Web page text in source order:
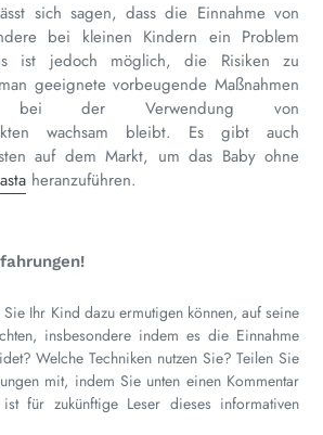
sich sagen, dass die Einnahme von
bei kleinen Kindern ein Problem
ist jedoch möglich, die Risiken zu
geeignete vorbeugende Maßnahmen
der Verwendung von
wachsam bleibt. Es gibt auch
auf dem Markt, um das Baby ohne
heranzuführen.
Ihr Kind dazu ermutigen können, auf seine
insbesondere indem es die Einnahme
Welche Techniken nutzen Sie? Teilen Sie
mit, indem Sie unten einen Kommentar
für zukünftige Leser dieses informativen